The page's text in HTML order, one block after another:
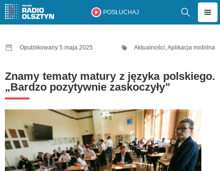
POSŁUCHAJ
Opublikowany 5 maja 2025 Aktualności,Aplikacja mobilna
Znamy tematy matury z języka polskiego.
„Bardzo pozytywnie zaskoczyły”